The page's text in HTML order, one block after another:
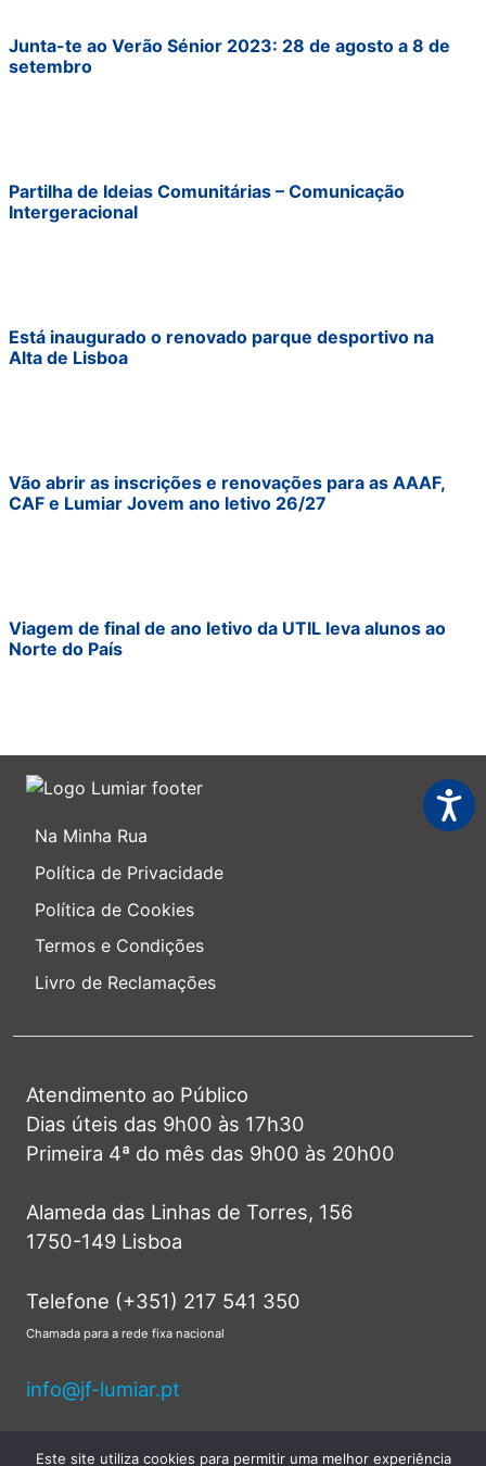
Junta-te ao Verão Sénior 2023: 28 de agosto a 8 de
setembro
Partilha de Ideias Comunitárias – Comunicação
Intergeracional
Está inaugurado o renovado parque desportivo na
Alta de Lisboa
Vão abrir as inscrições e renovações para as AAAF,
CAF e Lumiar Jovem ano letivo 26/27
Viagem de final de ano letivo da UTIL leva alunos ao
Norte do País
Na Minha Rua
Política de Privacidade
Política de Cookies
Termos e Condições
Livro de Reclamações
Atendimento ao Público
Dias úteis das 9h00 às 17h30
Primeira 4ª do mês das 9h00 às 20h00
Alameda das Linhas de Torres, 156
1750-149 Lisboa
Telefone (+351) 217 541 350
Chamada para a rede fixa nacional
info@jf-lumiar.pt
Este site utiliza cookies para permitir uma melhor experiência